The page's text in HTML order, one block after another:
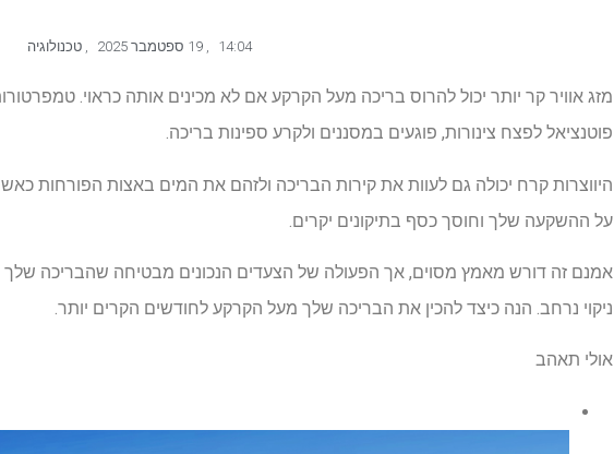
14:04
,
, טכנולוגיה
מזג אוויר קר יותר יכול להרוס בריכה מעל הקרקע אם לא מכינים אותה כראוי.
פוטנציאל לפצח צינורות, פוגעים במסננים ולקרע ספינות בריכה.
היווצרות קרח יכולה גם לעוות את קירות הבריכה ולזהם את המים באצות הפורחות
על ההשקעה שלך וחוסך כסף בתיקונים יקרים.
אמנם זה דורש מאמץ מסוים, אך הפעולה של הצעדים הנכונים מבטיחה שהבריכה שלך
ניקוי נרחב. הנה כיצד להכין את הבריכה שלך מעל הקרקע לחודשים הקרים יותר.
אולי תאהב